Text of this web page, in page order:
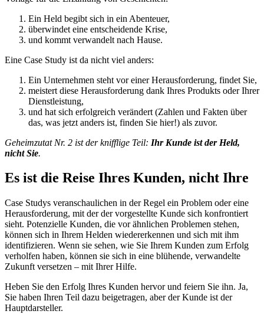
Ein Held begibt sich in ein Abenteuer,
überwindet eine entscheidende Krise,
und kommt verwandelt nach Hause.
Eine Case Study ist da nicht viel anders:
Ein Unternehmen steht vor einer Herausforderung, findet Sie,
meistert diese Herausforderung dank Ihres Produkts oder Ihrer
Dienstleistung,
und hat sich erfolgreich verändert (Zahlen und Fakten über
das, was jetzt anders ist, finden Sie hier!) als zuvor.
Geheimzutat Nr. 2 ist der knifflige Teil: Ihr Kunde ist der Held,
nicht Sie.
Es ist die Reise Ihres Kunden, nicht Ihre
Case Studys veranschaulichen in der Regel ein Problem oder eine
Herausforderung, mit der der vorgestellte Kunde sich konfrontiert
sieht. Potenzielle Kunden, die vor ähnlichen Problemen stehen,
können sich in Ihrem Helden wiedererkennen und sich mit ihm
identifizieren. Wenn sie sehen, wie Sie Ihrem Kunden zum Erfolg
verholfen haben, können sie sich in eine blühende, verwandelte
Zukunft versetzen – mit Ihrer Hilfe.
Heben Sie den Erfolg Ihres Kunden hervor und feiern Sie ihn. Ja,
Sie haben Ihren Teil dazu beigetragen, aber der Kunde ist der
Hauptdarsteller.